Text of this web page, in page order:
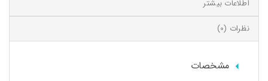
اطلاعات بیشتر
نظرات (0)
مشخصات